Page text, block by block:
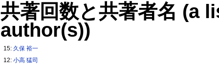
共著回数と共著者名 (a
author(s))
15: 久保 裕一
12:小高 猛司